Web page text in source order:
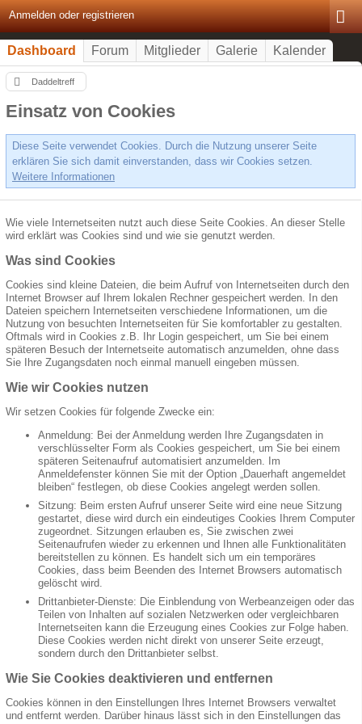
Anmelden oder registrieren
Dashboard Forum Mitglieder Galerie Kalender
Daddeltreff
Einsatz von Cookies
Diese Seite verwendet Cookies. Durch die Nutzung unserer Seite
erklären Sie sich damit einverstanden, dass wir Cookies setzen.
Weitere Informationen
Wie viele Internetseiten nutzt auch diese Seite Cookies. An dieser Stelle
wird erklärt was Cookies sind und wie sie genutzt werden.
Was sind Cookies
Cookies sind kleine Dateien, die beim Aufruf von Internetseiten durch den
Internet Browser auf Ihrem lokalen Rechner gespeichert werden. In den
Dateien speichern Internetseiten verschiedene Informationen, um die
Nutzung von besuchten Internetseiten für Sie komfortabler zu gestalten.
Oftmals wird in Cookies z.B. Ihr Login gespeichert, um Sie bei einem
späteren Besuch der Internetseite automatisch anzumelden, ohne dass
Sie Ihre Zugangsdaten noch einmal manuell eingeben müssen.
Wie wir Cookies nutzen
Wir setzen Cookies für folgende Zwecke ein:
Anmeldung: Bei der Anmeldung werden Ihre Zugangsdaten in
verschlüsselter Form als Cookies gespeichert, um Sie bei einem
späteren Seitenaufruf automatisiert anzumelden. Im
Anmeldefenster können Sie mit der Option „Dauerhaft angemeldet
bleiben“ festlegen, ob diese Cookies angelegt werden sollen.
Sitzung: Beim ersten Aufruf unserer Seite wird eine neue Sitzung
gestartet, diese wird durch ein eindeutiges Cookies Ihrem Computer
zugeordnet. Sitzungen erlauben es, Sie zwischen zwei
Seitenaufrufen wieder zu erkennen und Ihnen alle Funktionalitäten
bereitstellen zu können. Es handelt sich um ein temporäres
Cookies, dass beim Beenden des Internet Browsers automatisch
gelöscht wird.
Drittanbieter-Dienste: Die Einblendung von Werbeanzeigen oder das
Teilen von Inhalten auf sozialen Netzwerken oder vergleichbaren
Internetseiten kann die Erzeugung eines Cookies zur Folge haben.
Diese Cookies werden nicht direkt von unserer Seite erzeugt,
sondern durch den Drittanbieter selbst.
Wie Sie Cookies deaktivieren und entfernen
Cookies können in den Einstellungen Ihres Internet Browsers verwaltet
und entfernt werden. Darüber hinaus lässt sich in den Einstellungen das